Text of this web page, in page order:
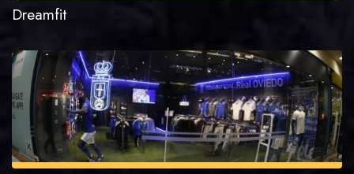
Dreamfit